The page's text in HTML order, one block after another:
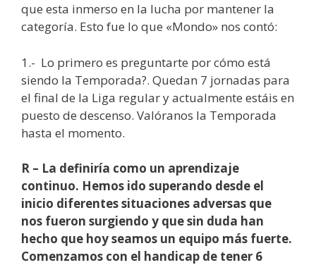
que esta inmerso en la lucha por mantener la
categoría. Esto fue lo que «Mondo» nos contó:
1.- Lo primero es preguntarte por cómo está
siendo la Temporada?. Quedan 7 jornadas para
el final de la Liga regular y actualmente estáis en
puesto de descenso. Valóranos la Temporada
hasta el momento.
R – La definiría como un aprendizaje
continuo. Hemos ido superando desde el
inicio diferentes situaciones adversas que
nos fueron surgiendo y que sin duda han
hecho que hoy seamos un equipo más fuerte.
Comenzamos con el handicap de tener 6